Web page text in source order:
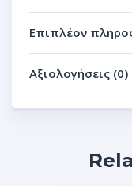
Επιπλέον
Αξιολογήσεις (0)